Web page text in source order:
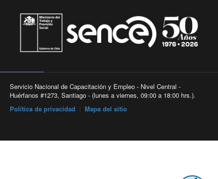
Servicio Nacional de Capacitación y Empleo - Nivel Central -
Huérfanos #1273, Santiago - (lunes a viernes, 09:00 a 18:00 hrs.).
Política de privacidad
Mapa del sitio